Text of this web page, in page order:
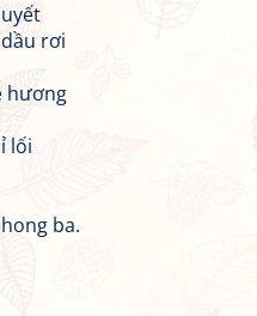
rơi
hương
lối
ba.